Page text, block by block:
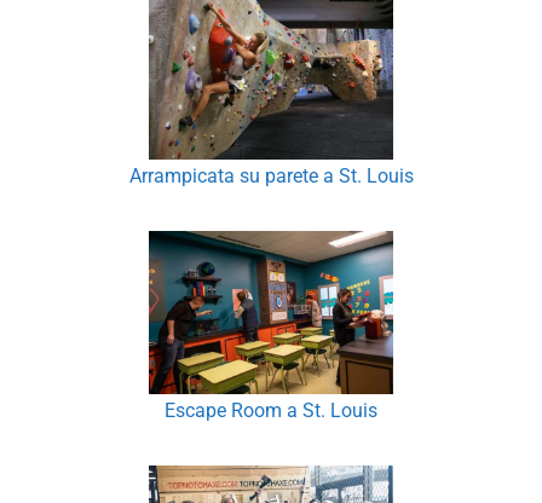
Arrampicata su parete a St. Louis
Escape Room a St. Louis